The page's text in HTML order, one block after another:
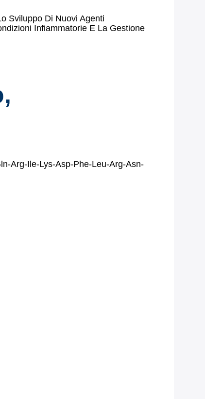
Sviluppo Di Nuovi Agenti
Infiammatorie E La Gestione
Arg-Ile-Lys-Asp-Phe-Leu-Arg-Asn-